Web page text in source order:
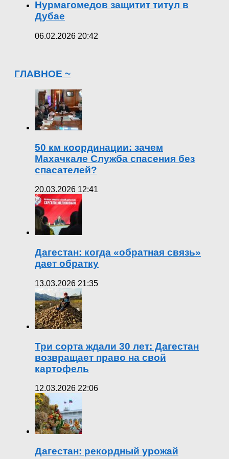
Нурмагомедов защитит титул в
Дубае
06.02.2026 20:42
ГЛАВНОЕ ~
50 км координации: зачем
Махачкале Служба спасения без
спасателей?
20.03.2026 12:41
Дагестан: когда «обратная связь»
дает обратку
13.03.2026 21:35
Три сорта ждали 30 лет: Дагестан
возвращает право на свой
картофель
12.03.2026 22:06
Дагестан: рекордный урожай